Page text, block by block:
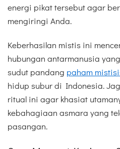
energi pikat tersebut agar
mengiringi Anda.
Keberhasilan mistis ini
hubungan antarmanusia
sudut pandang paham
hidup subur di Indonesia.
ritual ini agar khasiat
kebahagiaan asmara yang
pasangan.